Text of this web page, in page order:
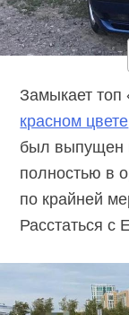
Замыкает топ
красном цвете
был выпущен
полностью в
по крайней
Расстаться с